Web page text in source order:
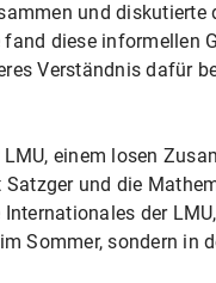
und diskutierte
diese informellen
Verständnis dafür
einem losen
und die
der
Sommer, sondern in